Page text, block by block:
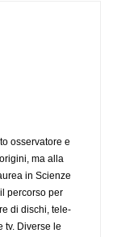
osservatore e
ma alla
in Scienze
percorso per
di dischi, tele-
tv. Diverse le